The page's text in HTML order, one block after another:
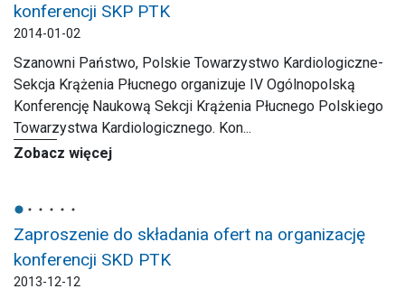
konferencji SKP PTK
2014-01-02
Szanowni Państwo, Polskie Towarzystwo Kardiologiczne-
Sekcja Krążenia Płucnego organizuje IV Ogólnopolską
Konferencję Naukową Sekcji Krążenia Płucnego Polskiego
Towarzystwa Kardiologicznego. Kon...
Zobacz więcej
Zaproszenie do składania ofert na organizację
konferencji SKD PTK
2013-12-12